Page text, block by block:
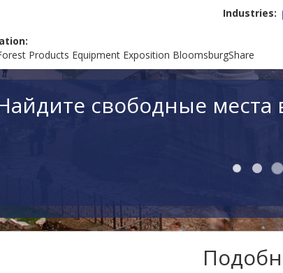
Industries:
Products Equipment Exposition BloomsburgShare
свободные места